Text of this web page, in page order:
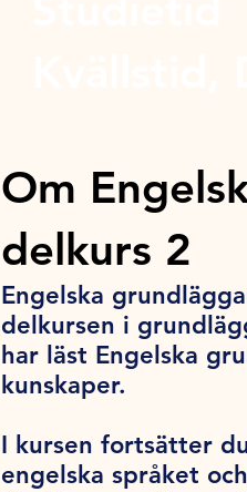
Om
delkurs 2
Engelska
delkursen i
har läst Engelska
kunskaper.
I kursen fortsätter
engelska språket